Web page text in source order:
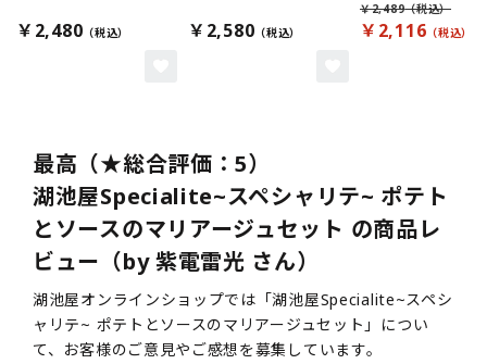
￥2,480 ￥2,580 ￥2,116
￥2,489
最高（★総合評価：5）
湖池屋Specialite~スペシャリテ~ ポテト
とソースのマリアージュセット の商品レ
ビュー（by 紫電雷光 さん）
湖池屋オンラインショップでは「湖池屋Specialite~スペシ
ャリテ~ ポテトとソースのマリアージュセット」につい
て、お客様のご意見やご感想を募集しています。